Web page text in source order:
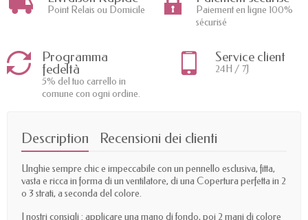
Point Relais ou Domicile
Paiement en ligne 100%
sécurisé
Programma
fedeltà
5% del tuo carrello in
comune con ogni ordine.
Service client
24H / 7J
Description Recensioni dei clienti
Unghie sempre chic e impeccabile con un pennello esclusiva, fitta,
vasta e ricca in forma di un ventilatore, di una Copertura perfetta in 2
o 3 strati, a seconda del colore.
I nostri consigli : applicare una mano di fondo, poi 2 mani di colore